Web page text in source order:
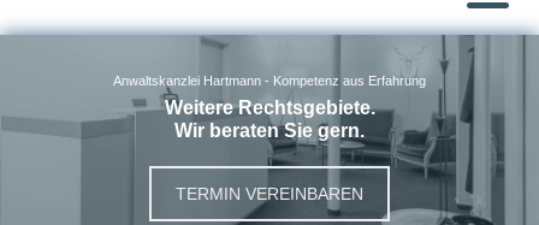
Anwaltskanzlei Hartmann - Kompetenz aus Erfahrung
Weitere Rechtsgebiete.
Wir beraten Sie gern.
TERMIN VEREINBAREN